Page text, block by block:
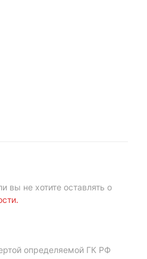
вы не хотите оставлять о
.
определяемой ГК РФ